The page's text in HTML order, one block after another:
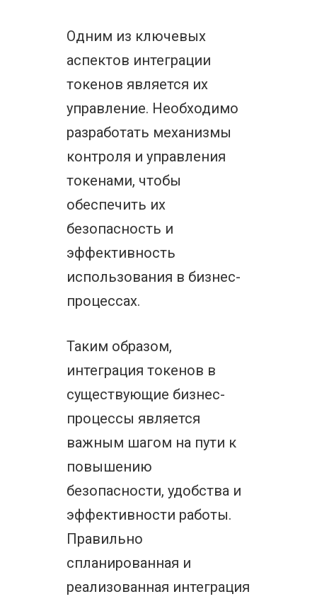
Одним из ключевых
аспектов интеграции
токенов является их
управление. Необходимо
разработать механизмы
контроля и управления
токенами, чтобы
обеспечить их
безопасность и
эффективность
использования в бизнес-
процессах.
Таким образом,
интеграция токенов в
существующие бизнес-
процессы является
важным шагом на пути к
повышению
безопасности, удобства и
эффективности работы.
Правильно
спланированная и
реализованная интеграция